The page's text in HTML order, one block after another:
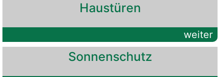
Haustüren
weiter
Sonnenschutz